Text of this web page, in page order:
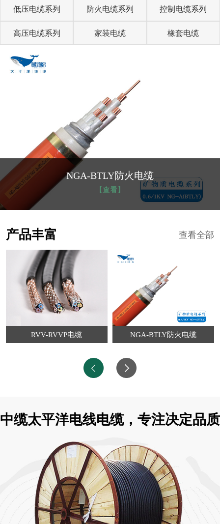
低压电缆系列 防火电缆系列 控制电缆系列
高压电缆系列 家装电缆 橡套电缆
NGA-BTLY防火电缆
【查看】
查看全部
产品丰富
RVV-RVVP电缆 NGA-BTLY防火电缆
中缆太平洋电线电缆，专注决定品质